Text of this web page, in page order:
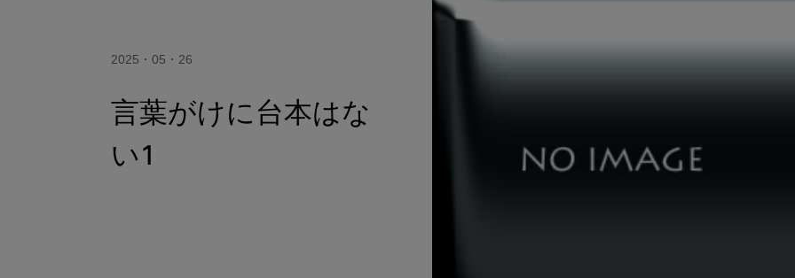
2025・05・26
言葉がけに台本はな
い1